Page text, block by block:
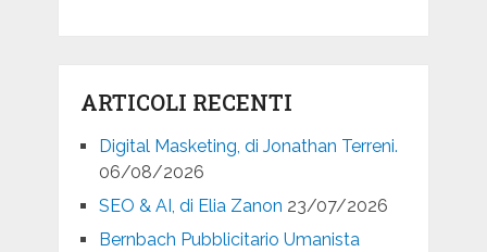
ARTICOLI RECENTI
Digital Masketing, di Jonathan Terreni.
06/08/2026
SEO & AI, di Elia Zanon 23/07/2026
Bernbach Pubblicitario Umanista